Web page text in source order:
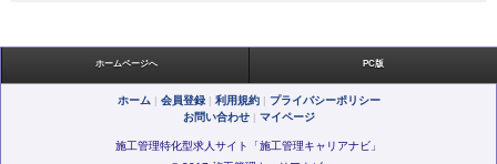
【利用規約の変更】
ホームページへ PC版
ホーム | 会員登録| 利用規約| プライバシーポリシー
お問い合わせ| マイページ
施工管理特化型求人サイト「施工管理キャリアナビ」